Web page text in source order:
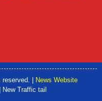
|
News Website
| New Traffic tail